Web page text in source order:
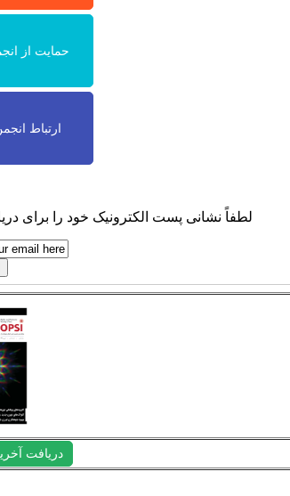
حمایت از
ارتباط
لطفاً نشانی پست الکترونیک خود را برای
دریافت